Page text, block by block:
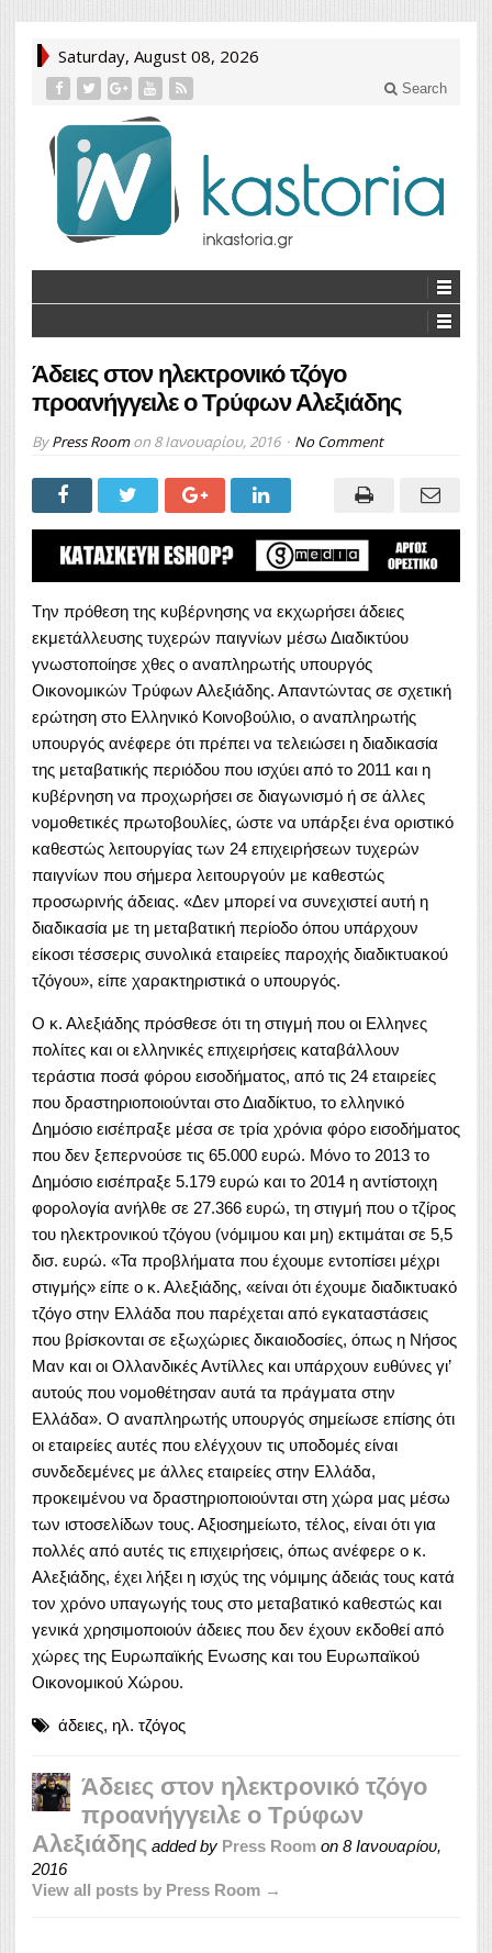
Saturday, August 08, 2026
Search
Άδειες στον ηλεκτρονικό τζόγο
προανήγγειλε ο Τρύφων Αλεξιάδης
ByPress Roomon 8 Ιανουαρίου, 2016 No Comment
Tην πρόθεση της κυβέρνησης να εκχωρήσει άδειες
εκμετάλλευσης τυχερών παιγνίων μέσω Διαδικτύου
γνωστοποίησε χθες ο αναπληρωτής υπουργός
Οικονομικών Τρύφων Αλεξιάδης. Απαντώντας σε σχετική
ερώτηση στο Ελληνικό Κοινοβούλιο, ο αναπληρωτής
υπουργός ανέφερε ότι πρέπει να τελειώσει η διαδικασία
της μεταβατικής περιόδου που ισχύει από το 2011 και η
κυβέρνηση να προχωρήσει σε διαγωνισμό ή σε άλλες
νομοθετικές πρωτοβουλίες, ώστε να υπάρξει ένα οριστικό
καθεστώς λειτουργίας των 24 επιχειρήσεων τυχερών
παιγνίων που σήμερα λειτουργούν με καθεστώς
προσωρινής άδειας. «Δεν μπορεί να συνεχιστεί αυτή η
διαδικασία με τη μεταβατική περίοδο όπου υπάρχουν
είκοσι τέσσερις συνολικά εταιρείες παροχής διαδικτυακού
τζόγου», είπε χαρακτηριστικά ο υπουργός.
Ο κ. Αλεξιάδης πρόσθεσε ότι τη στιγμή που οι Ελληνες
πολίτες και οι ελληνικές επιχειρήσεις καταβάλλουν
τεράστια ποσά φόρου εισοδήματος, από τις 24 εταιρείες
που δραστηριοποιούνται στο Διαδίκτυο, το ελληνικό
Δημόσιο εισέπραξε μέσα σε τρία χρόνια φόρο εισοδήματος
που δεν ξεπερνούσε τις 65.000 ευρώ. Μόνο το 2013 το
Δημόσιο εισέπραξε 5.179 ευρώ και το 2014 η αντίστοιχη
φορολογία ανήλθε σε 27.366 ευρώ, τη στιγμή που ο τζίρος
του ηλεκτρονικού τζόγου (νόμιμου και μη) εκτιμάται σε 5,5
δισ. ευρώ. «Τα προβλήματα που έχουμε εντοπίσει μέχρι
στιγμής» είπε ο κ. Αλεξιάδης, «είναι ότι έχουμε διαδικτυακό
τζόγο στην Ελλάδα που παρέχεται από εγκαταστάσεις
που βρίσκονται σε εξωχώριες δικαιοδοσίες, όπως η Νήσος
Μαν και οι Ολλανδικές Αντίλλες και υπάρχουν ευθύνες γι’
αυτούς που νομοθέτησαν αυτά τα πράγματα στην
Ελλάδα». Ο αναπληρωτής υπουργός σημείωσε επίσης ότι
οι εταιρείες αυτές που ελέγχουν τις υποδομές είναι
συνδεδεμένες με άλλες εταιρείες στην Ελλάδα,
προκειμένου να δραστηριοποιούνται στη χώρα μας μέσω
των ιστοσελίδων τους. Αξιοσημείωτο, τέλος, είναι ότι για
πολλές από αυτές τις επιχειρήσεις, όπως ανέφερε ο κ.
Αλεξιάδης, έχει λήξει η ισχύς της νόμιμης άδειάς τους κατά
τον χρόνο υπαγωγής τους στο μεταβατικό καθεστώς και
γενικά χρησιμοποιούν άδειες που δεν έχουν εκδοθεί από
χώρες της Ευρωπαϊκής Ενωσης και του Ευρωπαϊκού
Οικονομικού Χώρου.
άδειες, ηλ. τζόγος
Άδειες στον ηλεκτρονικό τζόγο
προανήγγειλε ο Τρύφων
Αλεξιάδης added by Press Room on 8 Ιανουαρίου,
2016
View all posts by Press Room →